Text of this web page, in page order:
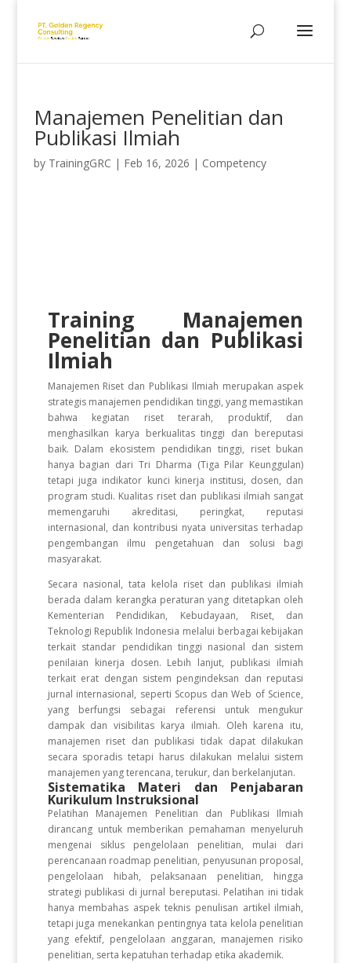
Manajemen Penelitian dan
Publikasi Ilmiah
by TrainingGRC | Feb 16, 2026 | Competency
Training Manajemen
Penelitian dan Publikasi
Ilmiah
Manajemen Riset dan Publikasi Ilmiah merupakan aspek
strategis manajemen pendidikan tinggi, yang memastikan
bahwa kegiatan riset terarah, produktif, dan
menghasilkan karya berkualitas tinggi dan bereputasi
baik. Dalam ekosistem pendidikan tinggi, riset bukan
hanya bagian dari Tri Dharma (Tiga Pilar Keunggulan)
tetapi juga indikator kunci kinerja institusi, dosen, dan
program studi. Kualitas riset dan publikasi ilmiah sangat
memengaruhi akreditasi, peringkat, reputasi
internasional, dan kontribusi nyata universitas terhadap
pengembangan ilmu pengetahuan dan solusi bagi
masyarakat.
Secara nasional, tata kelola riset dan publikasi ilmiah
berada dalam kerangka peraturan yang ditetapkan oleh
Kementerian Pendidikan, Kebudayaan, Riset, dan
Teknologi Republik Indonesia melalui berbagai kebijakan
terkait standar pendidikan tinggi nasional dan sistem
penilaian kinerja dosen. Lebih lanjut, publikasi ilmiah
terkait erat dengan sistem pengindeksan dan reputasi
jurnal internasional, seperti Scopus dan Web of Science,
yang berfungsi sebagai referensi untuk mengukur
dampak dan visibilitas karya ilmiah. Oleh karena itu,
manajemen riset dan publikasi tidak dapat dilakukan
secara sporadis tetapi harus dilakukan melalui sistem
manajemen yang terencana, terukur, dan berkelanjutan.
Sistematika Materi dan Penjabaran
Kurikulum Instruksional
Pelatihan Manajemen Penelitian dan Publikasi Ilmiah
dirancang untuk memberikan pemahaman menyeluruh
mengenai siklus pengelolaan penelitian, mulai dari
perencanaan roadmap penelitian, penyusunan proposal,
pengelolaan hibah, pelaksanaan penelitian, hingga
strategi publikasi di jurnal bereputasi. Pelatihan ini tidak
hanya membahas aspek teknis penulisan artikel ilmiah,
tetapi juga menekankan pentingnya tata kelola penelitian
yang efektif, pengelolaan anggaran, manajemen risiko
penelitian, serta kepatuhan terhadap etika akademik.